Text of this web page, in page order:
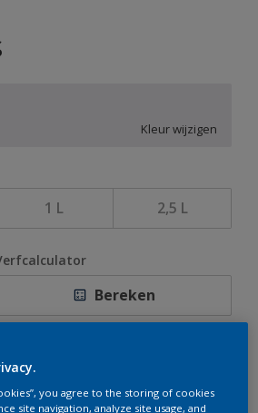
Kleur wijzigen
1 L 2,5 L
Bereken
niet mogelijk dit product online
website in de gaten, we werken
aan te vullen.
you agree to the storing of cookies
site navigation, analyze site usage, and